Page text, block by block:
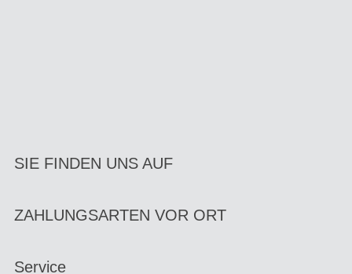
SIE FINDEN UNS AUF
ZAHLUNGSARTEN VOR ORT
Service